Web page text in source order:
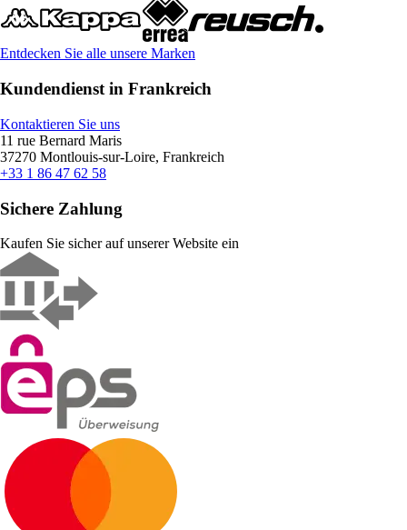
Entdecken Sie alle unsere Marken
Kundendienst in Frankreich
Kontaktieren Sie uns
11 rue Bernard Maris
37270 Montlouis-sur-Loire, Frankreich
+33 1 86 47 62 58
Sichere Zahlung
Kaufen Sie sicher auf unserer Website ein